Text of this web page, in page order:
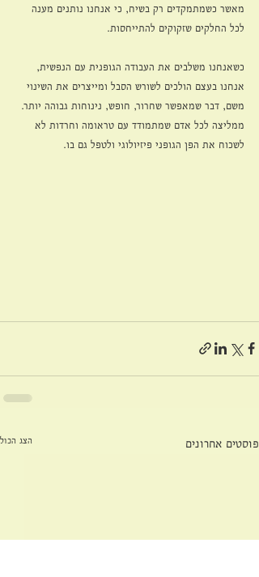
מאשר כשמתמקדים רק בשיח, כי אנחנו נותנים מענה
לכל החלקים שזקוקים להתייחסות.
כשאנחנו משלבים את העבודה הגופנית עם הנפשית,
אנחנו בעצם הולכים לשורש הסבל ומייצרים את השינוי
משם, דבר שמאפשר שחרור, חופש, נינוחות גבוהה יותר.
ממליצה לכל אדם שמתמודד עם טראומה וחרדות לא
לשכוח את הפן הגופני פיזיולוגי ולטפל גם בו.
פוסטים אחרונים הצג הכול